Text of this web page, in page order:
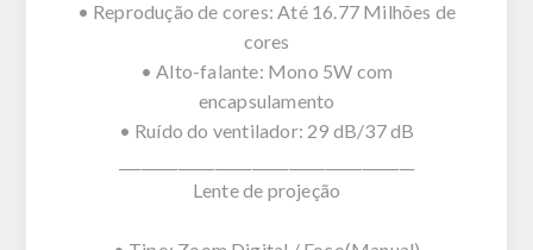
• Reprodução de cores: Até 16.77 Milhões de
cores
• Alto-falante: Mono 5W com
encapsulamento
• Ruído do ventilador: 29 dB/37 dB
Lente de projeção